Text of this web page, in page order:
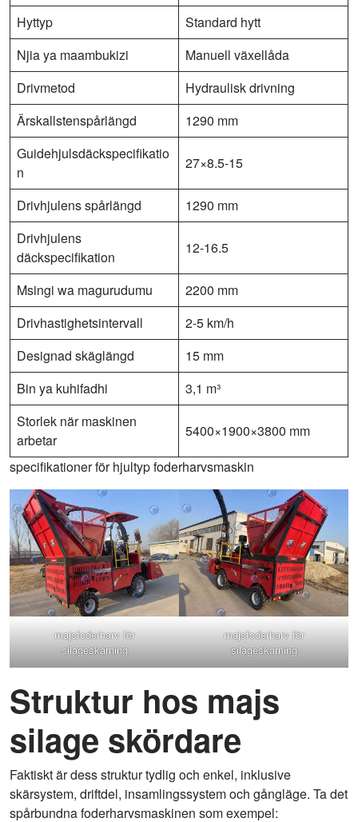
Hyttyp
Standard hytt
Njia ya maambukizi
Manuell växellåda
Drivmetod
Hydraulisk drivning
Ärskallstenspårlängd
1290 mm
Guidehjulsdäckspecifikatio
n
27×8.5-15
Drivhjulens spårlängd
1290 mm
Drivhjulens
däckspecifikation
12-16.5
Msingi wa magurudumu
2200 mm
Drivhastighetsintervall
2-5 km/h
Designad skäglängd
15 mm
Bin ya kuhifadhi
3,1 m³
Storlek när maskinen
arbetar
5400×1900×3800 mm
specifikationer för hjultyp foderharvsmaskin
majsfoderharv för
silageskärning
majsfoderharv för
silageskärning
Struktur hos majs
silage skördare
Faktiskt är dess struktur tydlig och enkel, inklusive
skärsystem, driftdel, insamlingssystem och gångläge. Ta det
spårbundna foderharvsmaskinen som exempel: